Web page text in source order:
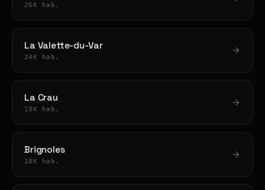
26K hab.
La Valette-du-Var
24K hab.
La Crau
19K hab.
Brignoles
18K hab.